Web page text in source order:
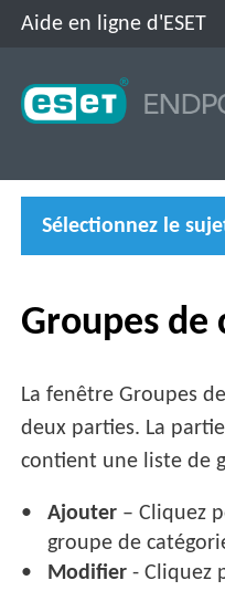
Aide en ligne d'ESET
Sélectionnez le
Groupes de
La fenêtre Groupes
deux parties. La
contient une liste de
Ajouter – Cliquez
groupe de
Modifier - Cliquez